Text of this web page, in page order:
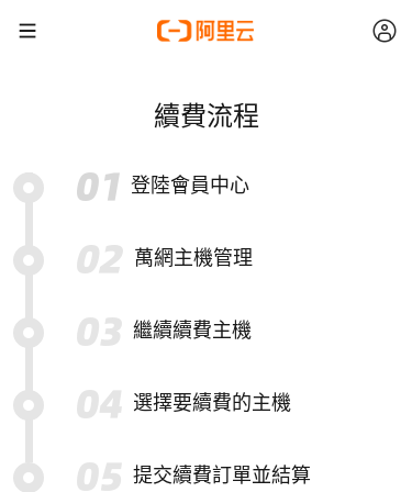
續費流程
登陸會員中心
萬網主機管理
繼續續費主機
選擇要續費的主機
提交續費訂單並結算